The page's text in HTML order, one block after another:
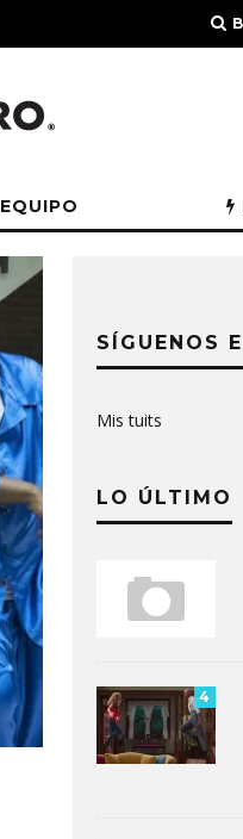
EQUIPO
SÍGUENOS
Mis tuits
LO ÚLTIMO
4